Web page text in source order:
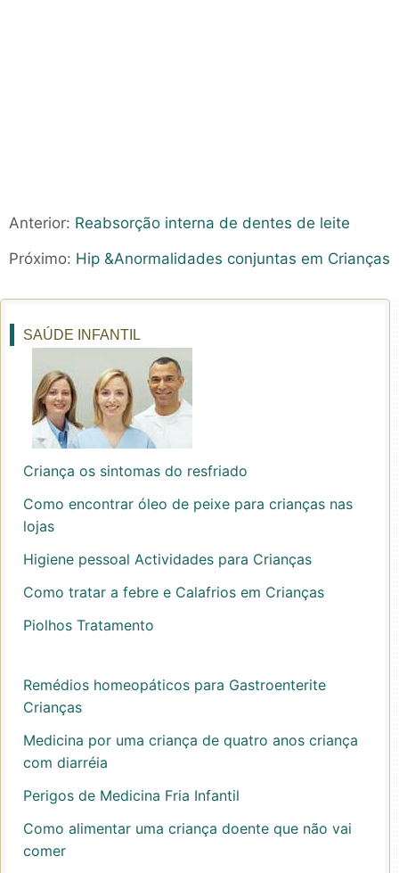
Anterior: Reabsorção interna de dentes de leite
Próximo: Hip &Anormalidades conjuntas em Crianças
SAÚDE INFANTIL
Criança os sintomas do resfriado
Como encontrar óleo de peixe para crianças nas
lojas
Higiene pessoal Actividades para Crianças
Como tratar a febre e Calafrios em Crianças
Piolhos Tratamento
Remédios homeopáticos para Gastroenterite
Crianças
Medicina por uma criança de quatro anos criança
com diarréia
Perigos de Medicina Fria Infantil
Como alimentar uma criança doente que não vai
comer